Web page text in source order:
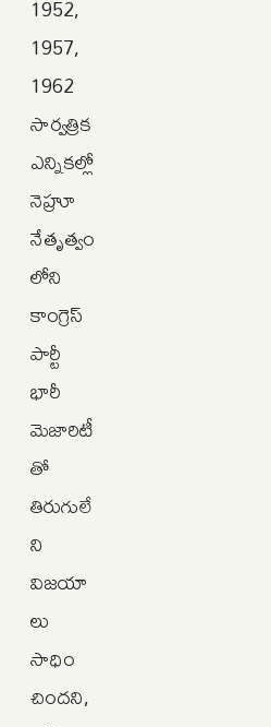
1952,
1957,
1962
సార్వత్రిక
ఎన్నికల్లో
నెహ్రూ
నేతృత్వం
లోని
కాంగ్రెస్
పార్టీ
భారీ
మెజారిటీ
తో
తిరుగులే
ని
విజయా
లు
సాధిం
చిందని,